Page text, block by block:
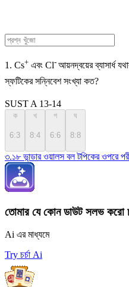
1. Cs+ এবং Cl- আয়নদ্বয়ের ব্যাসার্ধ
স্ফটিকের সন্নিবেশ সংখ্যা কত?
SUST A 13-14
ক
6:3
খ
8:4
গ
6:6
ঘ
8:8
৩.১৮ ভান্ডার ওয়ালস বল টপিকের ওপরে
তোমার যে কোন ডাউট সলভ করো
Ai এর মাধ্যমে
Try চর্চা Ai